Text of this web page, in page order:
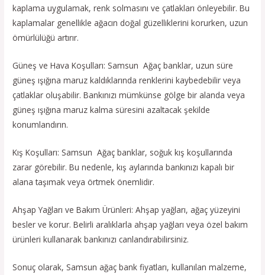
kaplama uygulamak, renk solmasını ve çatlakları önleyebilir. Bu
kaplamalar genellikle ağacın doğal güzelliklerini korurken, uzun
ömürlülüğü artırır.
Güneş ve Hava Koşulları: Samsun Ağaç banklar, uzun süre
güneş ışığına maruz kaldıklarında renklerini kaybedebilir veya
çatlaklar oluşabilir. Bankınızı mümkünse gölge bir alanda veya
güneş ışığına maruz kalma süresini azaltacak şekilde
konumlandırın.
Kış Koşulları: Samsun Ağaç banklar, soğuk kış koşullarında
zarar görebilir. Bu nedenle, kış aylarında bankınızı kapalı bir
alana taşımak veya örtmek önemlidir.
Ahşap Yağları ve Bakım Ürünleri: Ahşap yağları, ağaç yüzeyini
besler ve korur. Belirli aralıklarla ahşap yağları veya özel bakım
ürünleri kullanarak bankınızı canlandırabilirsiniz.
Sonuç olarak, Samsun ağaç bank fiyatları, kullanılan malzeme,